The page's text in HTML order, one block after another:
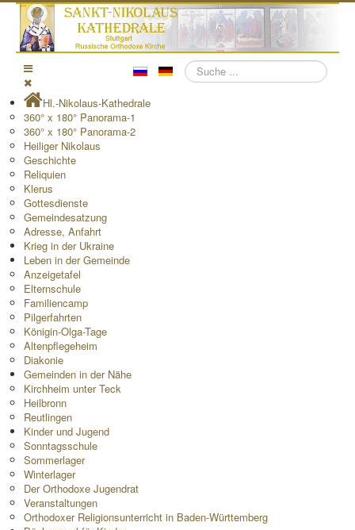
Suchen
Hl.-Nikolaus-Kathedrale
360° x 180° Panorama-1
360° x 180° Panorama-2
Heiliger Nikolaus
Geschichte
Reliquien
Klerus
Gottesdienste
Gemeindesatzung
Adresse, Anfahrt
Krieg in der Ukraine
Leben in der Gemeinde
Anzeigetafel
Elternschule
Familiencamp
Pilgerfahrten
Königin-Olga-Tage
Altenpflegeheim
Diakonie
Gemeinden in der Nähe
Kirchheim unter Teck
Heilbronn
Reutlingen
Kinder und Jugend
Sonntagsschule
Sommerlager
Winterlager
Der Orthodoxe Jugendrat
Veranstaltungen
Orthodoxer Religionsunterricht in Baden-Württemberg